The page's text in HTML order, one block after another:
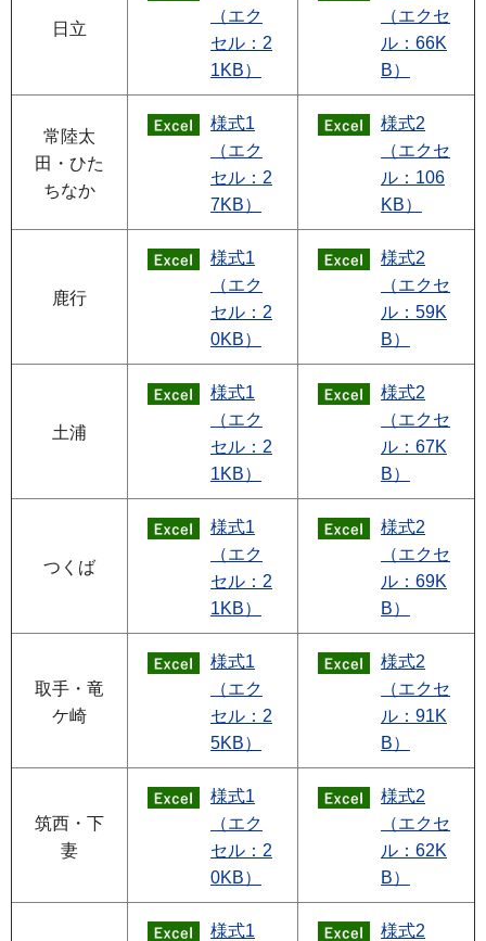
日立
（エク
セル：2
1KB）
（エクセ
ル：66K
B）
常陸太
田・ひた
ちなか
様式1
（エク
セル：2
7KB）
様式2
（エクセ
ル：106
KB）
鹿行
様式1
（エク
セル：2
0KB）
様式2
（エクセ
ル：59K
B）
土浦
様式1
（エク
セル：2
1KB）
様式2
（エクセ
ル：67K
B）
つくば
様式1
（エク
セル：2
1KB）
様式2
（エクセ
ル：69K
B）
取手・竜
ケ崎
様式1
（エク
セル：2
5KB）
様式2
（エクセ
ル：91K
B）
筑西・下
妻
様式1
（エク
セル：2
0KB）
様式2
（エクセ
ル：62K
B）
様式1
様式2